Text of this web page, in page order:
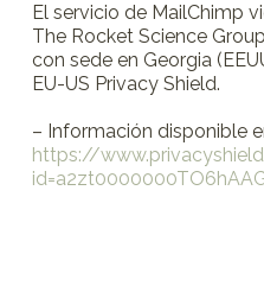
El servicio de MailChimp
The Rocket Science
con sede en Georgia
EU-US Privacy Shield.
– Información disponible
https://